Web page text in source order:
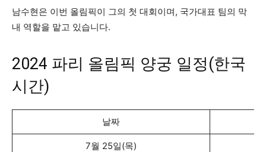
남수현은 이번 올림픽이 그의 첫 대회이며, 국가대표 팀의 막
내 역할을 맡고 있습니다.
2024 파리 올림픽 양궁 일정(한국
시간)
날짜
7월 25일(목)